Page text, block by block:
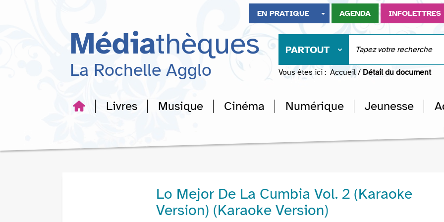
recherche
EN PRATIQUE AGENDA INFOLETTRES
Médiathèques
La Rochelle Agglo
PARTOUT
Vous êtes ici : Accueil / Détail du document
Livres Musique Cinéma Numérique Jeunesse
Lo Mejor De La Cumbia Vol. 2 (Karaoke
Version) (Karaoke Version)